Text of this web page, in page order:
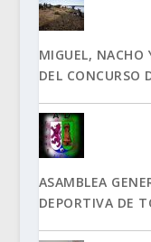
MIGUEL, NACHO
DEL CONCURSO
ASAMBLEA
DEPORTIVA DE